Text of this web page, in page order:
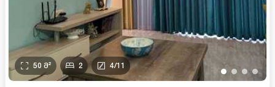
• • • •
50 მ² 2 4/11